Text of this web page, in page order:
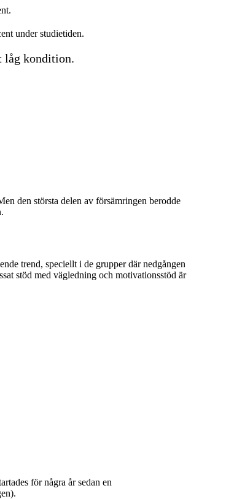
under studietiden.
låg kondition.
den största delen av försämringen berodde
trend, speciellt i de grupper där nedgången
stöd med vägledning och motivationsstöd är
för några år sedan en